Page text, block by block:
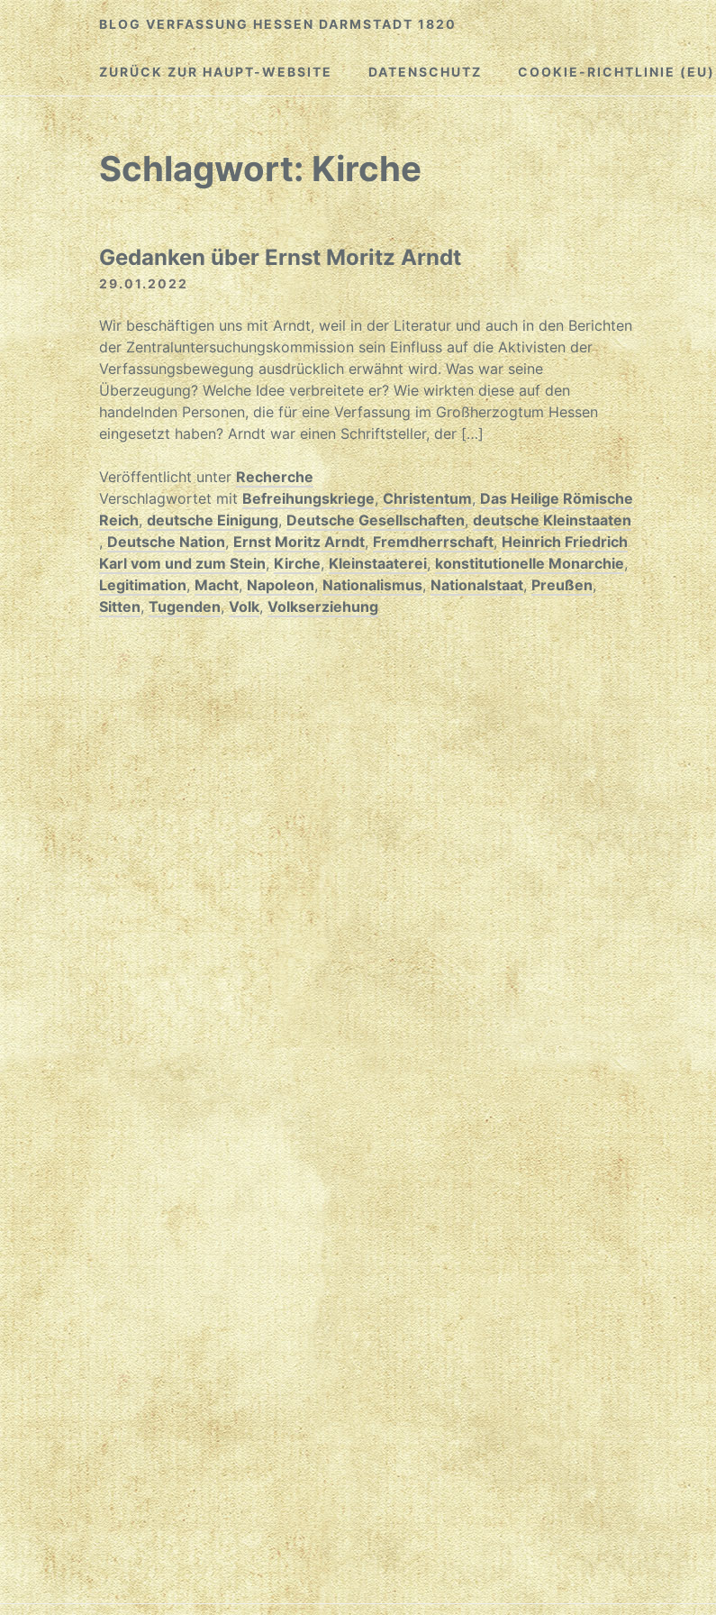
Zum
Inhalt
springen
BLOG VERFASSUNG HESSEN DARMSTADT 1820
ZURÜCK ZUR HAUPT-WEBSITE DATENSCHUTZ COOKIE-RICHTLINIE (EU)
Schlagwort:Kirche
Gedanken über Ernst Moritz Arndt
29.01.2022
Wir beschäftigen uns mit Arndt, weil in der Literatur und auch in den Berichten
der Zentraluntersuchungskommission sein Einfluss auf die Aktivisten der
Verfassungsbewegung ausdrücklich erwähnt wird. Was war seine
Überzeugung? Welche Idee verbreitete er? Wie wirkten diese auf den
handelnden Personen, die für eine Verfassung im Großherzogtum Hessen
eingesetzt haben? Arndt war einen Schriftsteller, der […]
Veröffentlicht unterRecherche
Verschlagwortet mit Befreihungskriege,Christentum,Das Heilige Römische
Reich,deutsche Einigung,Deutsche Gesellschaften,deutsche Kleinstaaten
,Deutsche Nation,Ernst Moritz Arndt,Fremdherrschaft,Heinrich Friedrich
Karl vom und zum Stein,Kirche,Kleinstaaterei,konstitutionelle Monarchie,
Legitimation,Macht,Napoleon,Nationalismus,Nationalstaat,Preußen,
Sitten,Tugenden,Volk,Volkserziehung